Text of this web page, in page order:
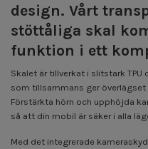
design. Vårt
stöttåliga skal
funktion i ett
Skalet är tillverkat i slitstark
som tillsammans ger
Förstärkta hörn och upphöjda
så att din mobil är säker i alla
Med det integrerade